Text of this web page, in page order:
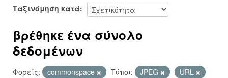
Ταξινόμηση κατά
βρέθηκε ένα σύνολο
δεδομένων
Φορείς: commonspace Τύποι: JPEG
URL